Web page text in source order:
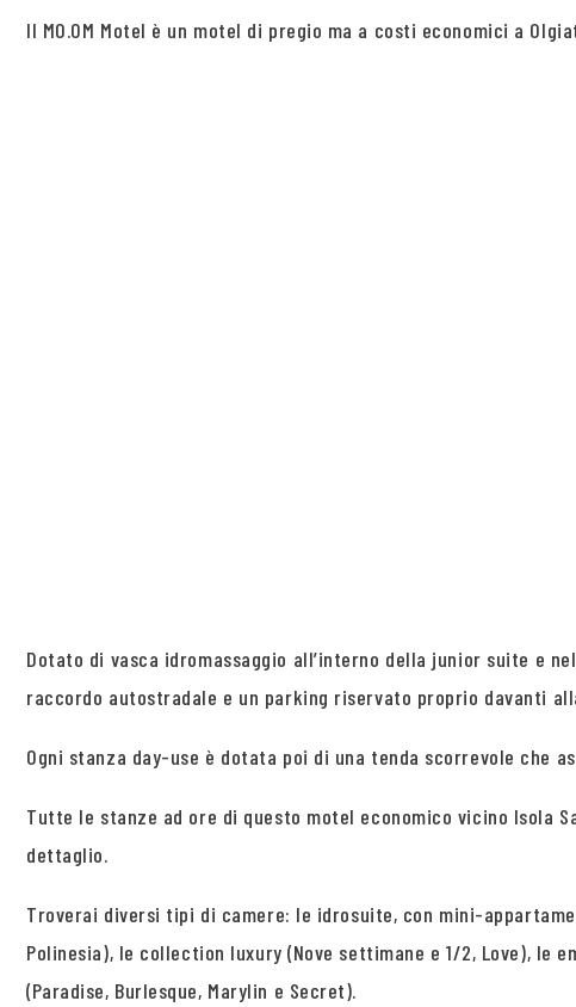
Il MO.OM Motel è un motel di pregio ma a costi economici a
Dotato di vasca idromassaggio all’interno della junior suite e
raccordo autostradale e un parking riservato proprio davanti
Ogni stanza day-use è dotata poi di una tenda scorrevole che
Tutte le stanze ad ore di questo motel economico vicino Isola
dettaglio.
Troverai diversi tipi di camere: le idrosuite, con mini-
Polinesia), le collection luxury (Nove settimane e 1/2, Love), le
(Paradise, Burlesque, Marylin e Secret).